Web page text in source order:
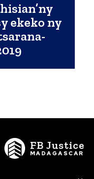
ekeko ny
FB Justice
MADAGASCAR